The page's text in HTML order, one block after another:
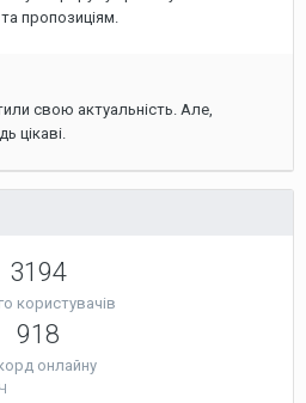
пропозиціям.
свою актуальність. Але,
цікаві.
3194
користувачів
918
онлайну